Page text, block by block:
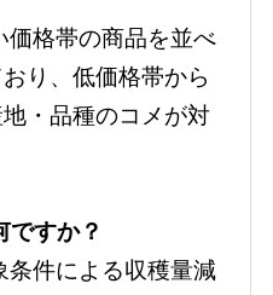
価格帯の商品を並べ
り、低価格帯から
・品種のコメが対
ですか？
件による収穫量減